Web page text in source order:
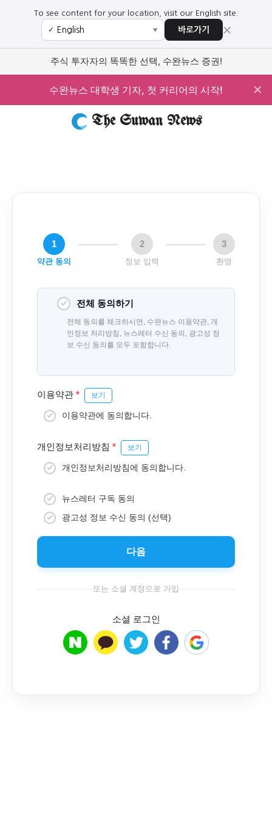
To see content for your location, visit our English site.
✓ ▼ 바로가기 ×
주식 투자자의 똑똑한 선택, 수완뉴스 증권!
수완뉴스 대학생 기자, 첫 커리어의 시작! ✕
The Suwan News
1
약관 동의
2
정보 입력
3
환영
전체 동의하기
전체 동의를 체크하시면, 수완뉴스 이용약관, 개
인정보 처리방침, 뉴스레터 수신 동의, 광고성 정
보 수신 동의를 모두 포함합니다.
이용약관 * 보기
이용약관에 동의합니다.
개인정보처리방침 * 보기
개인정보처리방침에 동의합니다.
뉴스레터 구독 동의
광고성 정보 수신 동의 (선택)
다음
또는 소셜 계정으로 가입
소셜 로그인